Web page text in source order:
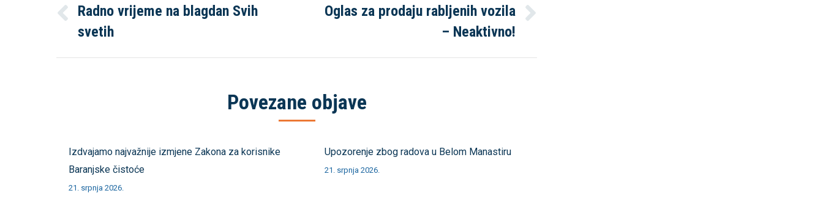
navigation
post:
Radno vrijeme na blagdan Svih
svetih
Sljedeća
Oglas za prodaju rabljenih vozila
– Neaktivno!
Povezane objave
Izdvajamo najvažnije izmjene Zakona za korisnike
Baranjske čistoće
21. srpnja 2026.
Upozorenje zbog radova u Belom Manastiru
21. srpnja 2026.